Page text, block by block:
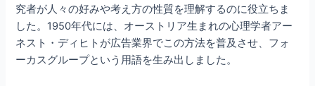
究者が人々の好みや考え方の性質を理解するのに役立ちま
した。1950年代には、オーストリア生まれの心理学者アー
ネスト・ディヒトが広告業界でこの方法を普及させ、フォ
ーカスグループという用語を生み出しました。